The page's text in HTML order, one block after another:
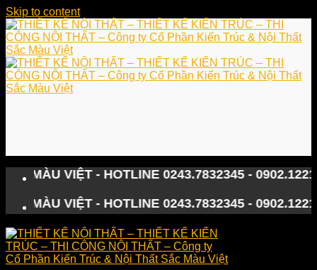
Skip to content
VIỆT - HOTLINE 0243.7832345 - 0902.122133
VIỆT - HOTLINE 0243.7832345 - 0902.122133